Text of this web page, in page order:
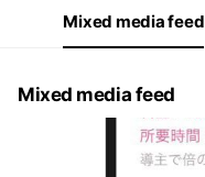
Mixed media feed
Mixed media feed